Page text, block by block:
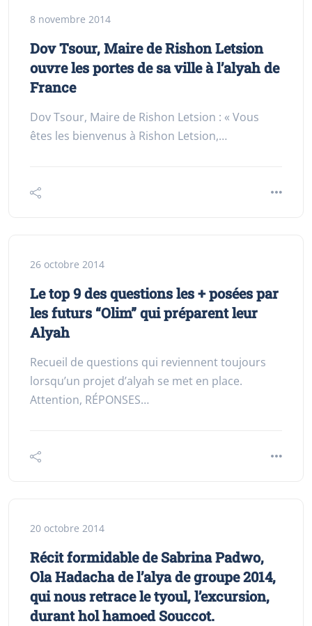
8 novembre 2014
Dov Tsour, Maire de Rishon Letsion
ouvre les portes de sa ville à l’alyah de
France
Dov Tsour, Maire de Rishon Letsion : « Vous
êtes les bienvenus à Rishon Letsion,…
26 octobre 2014
Le top 9 des questions les + posées par
les futurs “Olim” qui préparent leur
Alyah
Recueil de questions qui reviennent toujours
lorsqu’un projet d’alyah se met en place.
Attention, RÉPONSES…
20 octobre 2014
Récit formidable de Sabrina Padwo,
Ola Hadacha de l’alya de groupe 2014,
qui nous retrace le tyoul, l’excursion,
durant hol hamoed Souccot.